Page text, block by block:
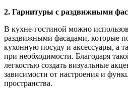
2. Гарнитуры с раздвижными
В кухне-гостиной можно
раздвижными фасадами, которые
кухонную посуду и аксессуары, а
при необходимости. Благодаря
легкостью создать визуальные
зависимости от настроения и
пространства.